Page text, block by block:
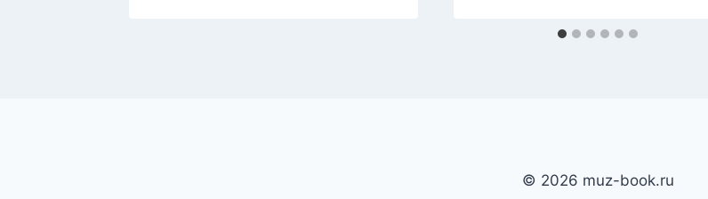
© 2026 muz-book.ru